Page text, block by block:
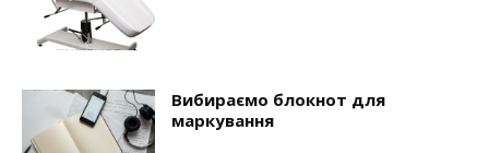
Вибираємо блокнот для
маркування